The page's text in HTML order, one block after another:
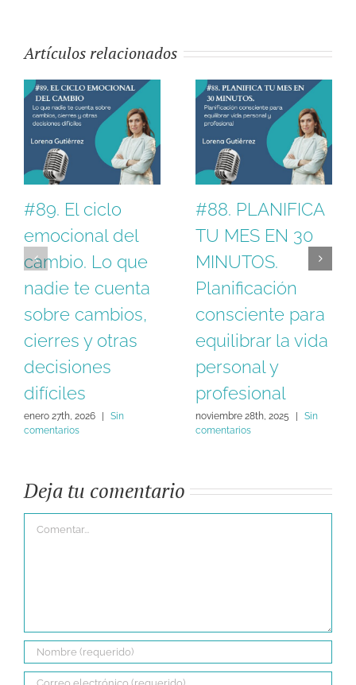
Artículos relacionados
#89. El ciclo
emocional del
cambio. Lo que
nadie te cuenta
sobre cambios,
cierres y otras
decisiones
difíciles
enero 27th, 2026
Sin
comentarios
#88. PLANIFICA
TU MES EN 30
MINUTOS.
Planificación
consciente para
equilibrar la vida
personal y
profesional
noviembre 28th, 2025
Sin
comentarios
Deja tu comentario